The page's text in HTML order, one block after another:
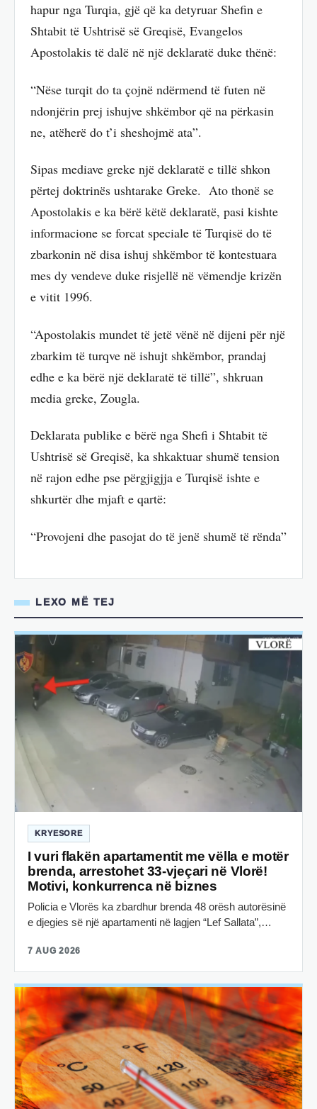
hapur nga Turqia, gjë që ka detyruar Shefin e
Shtabit të Ushtrisë së Greqisë, Evangelos
Apostolakis të dalë në një deklaratë duke thënë:
“Nëse turqit do ta çojnë ndërmend të futen në
ndonjërin prej ishujve shkëmbor që na përkasin
ne, atëherë do t’i sheshojmë ata”.
Sipas mediave greke një deklaratë e tillë shkon
përtej doktrinës ushtarake Greke. Ato thonë se
Apostolakis e ka bërë këtë deklaratë, pasi kishte
informacione se forcat speciale të Turqisë do të
zbarkonin në disa ishuj shkëmbor të kontestuara
mes dy vendeve duke risjellë në vëmendje krizën
e vitit 1996.
“Apostolakis mundet të jetë vënë në dijeni për një
zbarkim të turqve në ishujt shkëmbor, prandaj
edhe e ka bërë një deklaratë të tillë”, shkruan
media greke, Zougla.
Deklarata publike e bërë nga Shefi i Shtabit të
Ushtrisë së Greqisë, ka shkaktuar shumë tension
në rajon edhe pse përgjigjja e Turqisë ishte e
shkurtër dhe mjaft e qartë:
“Provojeni dhe pasojat do të jenë shumë të rënda”
LEXO MË TEJ
KRYESORE
I vuri flakën apartamentit me vëlla e motër
brenda, arrestohet 33-vjeçari në Vlorë!
Motivi, konkurrenca në biznes
Policia e Vlorës ka zbardhur brenda 48 orësh autorësinë
e djegies së një apartamenti në lagjen “Lef Sallata”,…
7 AUG 2026